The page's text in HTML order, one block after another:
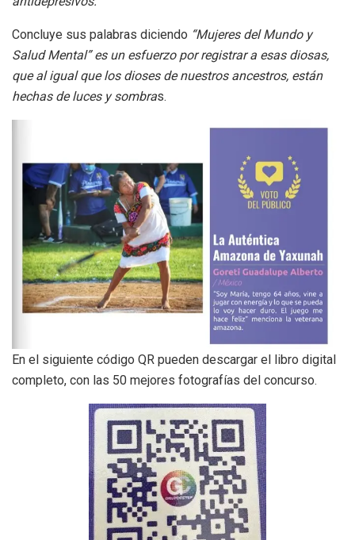
Concluye sus palabras diciendo “Mujeres del Mundo y
Salud Mental” es un esfuerzo por registrar a esas diosas,
que al igual que los dioses de nuestros ancestros, están
hechas de luces y sombras.
En el siguiente código QR pueden descargar el libro digital
completo, con las 50 mejores fotografías del concurso.